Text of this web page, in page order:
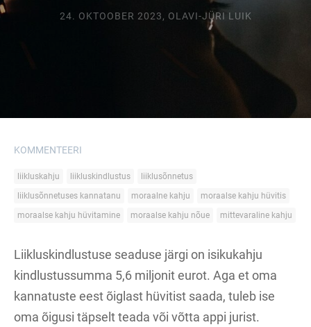
24. OKTOOBER 2023, OLAVI-JÜRI LUIK
KOMMENTEERI
liikluskahju liikluskindlustus
liiklusõnnetus
liiklusõnnetuses kannatanu
moraalne kahju
moraalse kahju hüvitis
moraalse kahju hüvitamine
moraalse kahju nõue mittevaraline kahju
Liikluskindlustuse seaduse järgi on isikukahju
kindlustussumma 5,6 miljonit eurot. Aga et oma
kannatuste eest õiglast hüvitist saada, tuleb ise
oma õigusi täpselt teada või võtta appi jurist.